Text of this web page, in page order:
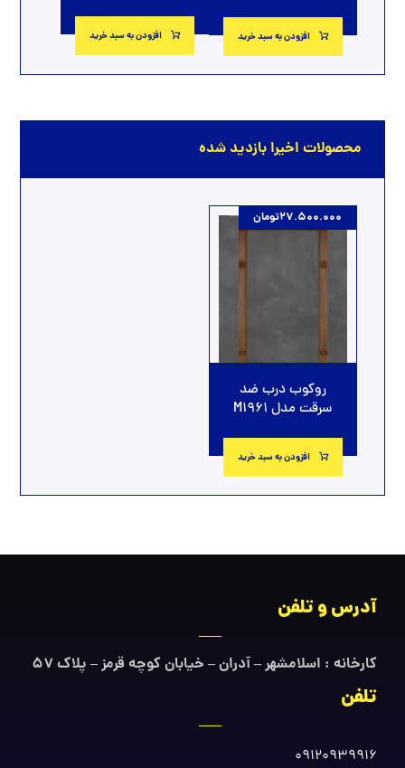
افزودن به سبد خرید افزودن به سبد خرید
محصولات اخیرا بازدید شده
روکوب درب ضد
سرقت مدل M1961
27.500.000تومان
افزودن به سبد خرید
آدرس و تلفن
کارخانه : اسلامشهر – آدران – خیابان کوچه قرمز – پلاک ۵۷
تلفن
09120939916